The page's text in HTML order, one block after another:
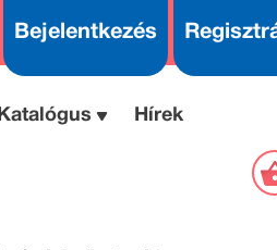
Bejelentkezés
Katalógus Hírek